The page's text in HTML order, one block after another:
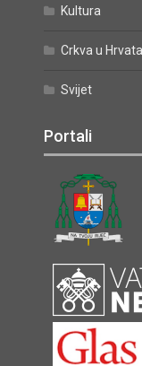
Kultura
Crkva u Hrvata
Svijet
Portali